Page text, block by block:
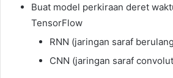
Buat model perkiraan deret
TensorFlow
RNN (jaringan saraf
CNN (jaringan saraf